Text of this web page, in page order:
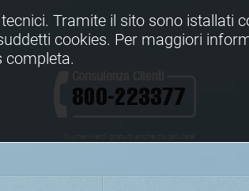
Tramite il sito sono istallati
cookies. Per maggiori
completa.